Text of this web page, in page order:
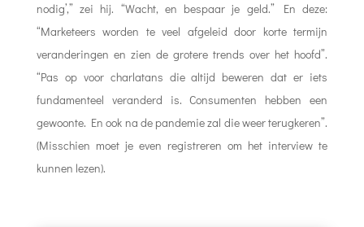
nodig’,” zei hij. “Wacht, en bespaar je geld.” En deze:
“Marketeers worden te veel afgeleid door korte termijn
veranderingen en zien de grotere trends over het hoofd”.
“Pas op voor charlatans die altijd beweren dat er iets
fundamenteel veranderd is. Consumenten hebben een
gewoonte. En ook na de pandemie zal die weer terugkeren”.
(Misschien moet je even registreren om het interview te
kunnen lezen).